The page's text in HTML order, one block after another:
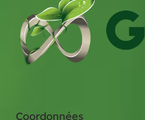
Coordonnées